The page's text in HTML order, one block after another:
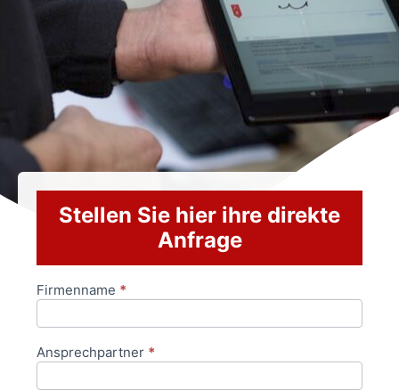
Stellen Sie hier ihre direkte
Anfrage
Anfrageformular
Firmenname *
Ansprechpartner *